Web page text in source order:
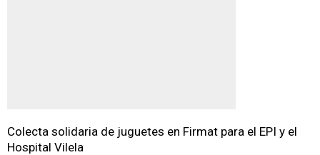
Colecta solidaria de juguetes en Firmat para el EPI y el
Hospital Vilela